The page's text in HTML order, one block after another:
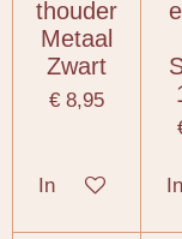
thouder
Metaal
Zwart
€ 8,95
In winkelwagen